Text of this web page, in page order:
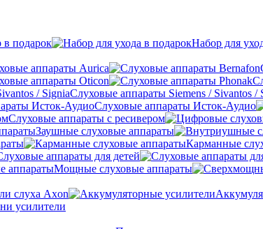
в подарок
Набор для
аппараты Aurica
аппараты Oticon
Слуховые аппараты Siemens / Sivantos /
Слуховые аппараты Исток-Аудио
Слуховые аппараты с ресивером
Заушные слуховые аппараты
Карманные
аппараты для детей
Мощные слуховые аппараты
слуха Axon
усилители